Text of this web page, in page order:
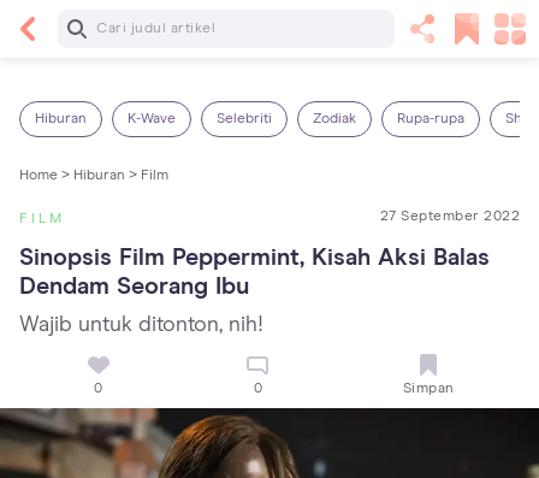
Baca Selanjutnya
Hiburan K-Wave Selebriti Zodiak Rupa-rupa
Home > Hiburan > Film
FILM 27 September 2022
Sinopsis Film Peppermint, Kisah Aksi Balas
Dendam Seorang Ibu
Wajib untuk ditonton, nih!
0 0 Simpan